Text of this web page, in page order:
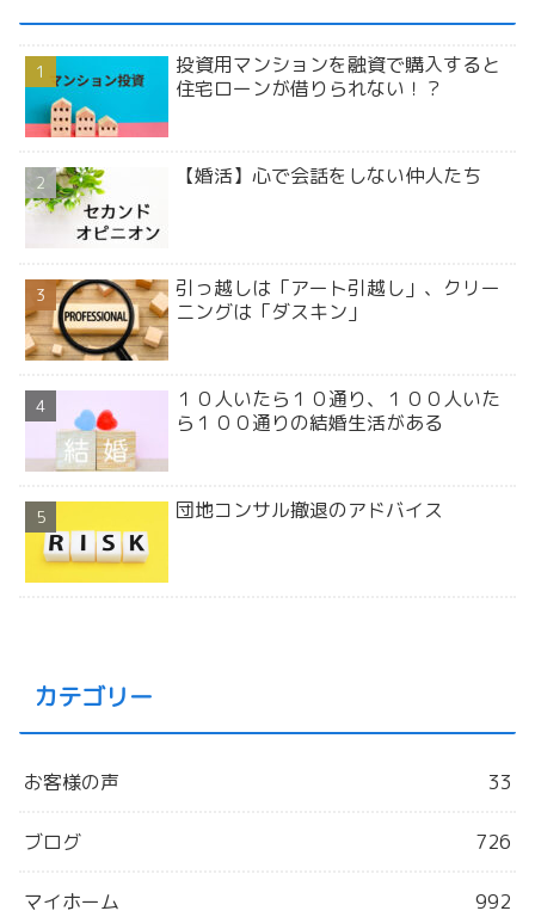
投資用マンションを融資で購入すると
住宅ローンが借りられない！？
【婚活】心で会話をしない仲人たち
引っ越しは「アート引越し」、クリー
ニングは「ダスキン」
１０人いたら１０通り、１００人いた
ら１００通りの結婚生活がある
団地コンサル撤退のアドバイス
カテゴリー
お客様の声 33
ブログ 726
マイホーム 992